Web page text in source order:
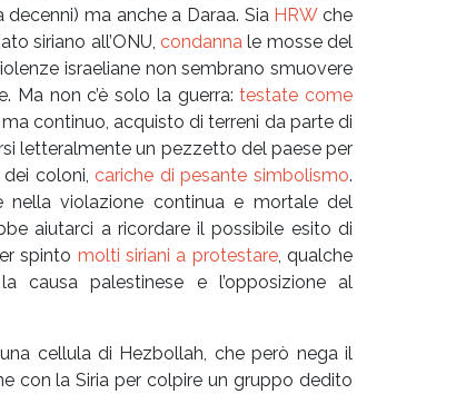
ma anche a Daraa. Sia HRWche
siriano all’ONU, condannale mosse del
israeliane non sembrano smuovere
Ma non c’è solo la guerra:testate come
continuo, acquisto di terreni da parte di
letteralmente un pezzetto del paese per
dei coloni,cariche di pesante simbolismo.
nella violazione continua e mortale del
aiutarci a ricordare il possibile esito di
spinto molti siriani a protestare, qualche
palestinese e l’opposizione al
cellula di Hezbollah, che però nega il
con la Siria per colpire un gruppo dedito